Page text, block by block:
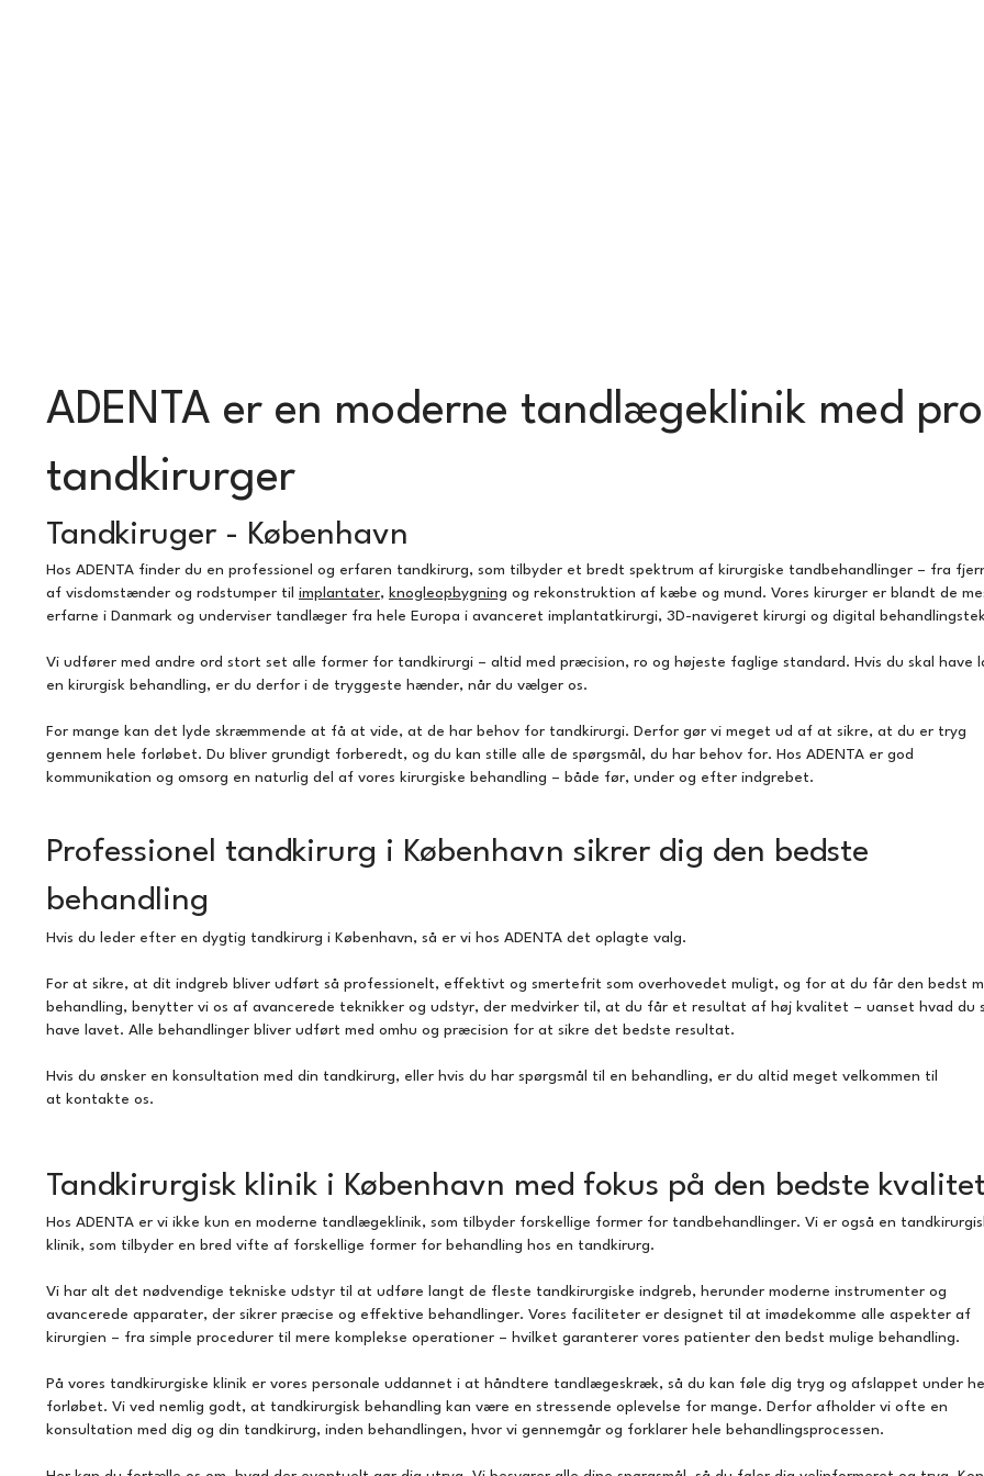
ADENTA er en moderne tandlægeklinik med
tandkirurger
Tandkiruger - København
Hos ADENTA finder du en professionel og erfaren tandkirurg, som tilbyder et bredt spektrum af kirurgiske tandbehandlinger – fra
af visdomstænder og rodstumper til implantater, knogleopbygning og rekonstruktion af kæbe og mund. Vores kirurger er blandt de
erfarne i Danmark og underviser tandlæger fra hele Europa i avanceret implantatkirurgi, 3D-navigeret kirurgi og digital
Vi udfører med andre ord stort set alle former for tandkirurgi – altid med præcision, ro og højeste faglige standard. Hvis du skal have
en kirurgisk behandling, er du derfor i de tryggeste hænder, når du vælger os.
For mange kan det lyde skræmmende at få at vide, at de har behov for tandkirurgi. Derfor gør vi meget ud af at sikre, at du er tryg
gennem hele forløbet. Du bliver grundigt forberedt, og du kan stille alle de spørgsmål, du har behov for. Hos ADENTA er god
kommunikation og omsorg en naturlig del af vores kirurgiske behandling – både før, under og efter indgrebet.
Professionel tandkirurg i København sikrer dig den bedste
behandling
Hvis du leder efter en dygtig tandkirurg i København, så er vi hos ADENTA det oplagte valg.
For at sikre, at dit indgreb bliver udført så professionelt, effektivt og smertefrit som overhovedet muligt, og for at du får den bedst
behandling, benytter vi os af avancerede teknikker og udstyr, der medvirker til, at du får et resultat af høj kvalitet – uanset hvad du
have lavet. Alle behandlinger bliver udført med omhu og præcision for at sikre det bedste resultat.
Hvis du ønsker en konsultation med din tandkirurg, eller hvis du har spørgsmål til en behandling, er du altid meget velkommen til
at kontakte os.
Tandkirurgisk klinik i København med fokus på den bedste
Hos ADENTA er vi ikke kun en moderne tandlægeklinik, som tilbyder forskellige former for tandbehandlinger. Vi er også en
klinik, som tilbyder en bred vifte af forskellige former for behandling hos en tandkirurg.
Vi har alt det nødvendige tekniske udstyr til at udføre langt de fleste tandkirurgiske indgreb, herunder moderne instrumenter og
avancerede apparater, der sikrer præcise og effektive behandlinger. Vores faciliteter er designet til at imødekomme alle aspekter af
kirurgien – fra simple procedurer til mere komplekse operationer – hvilket garanterer vores patienter den bedst mulige behandling.
På vores tandkirurgiske klinik er vores personale uddannet i at håndtere tandlægeskræk, så du kan føle dig tryg og afslappet under
forløbet. Vi ved nemlig godt, at tandkirurgisk behandling kan være en stressende oplevelse for mange. Derfor afholder vi ofte en
konsultation med dig og din tandkirurg, inden behandlingen, hvor vi gennemgår og forklarer hele behandlingsprocessen.